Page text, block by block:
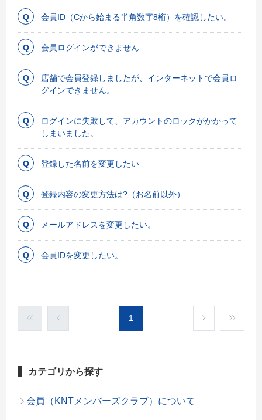
会員ID（Cから始まる半角数字8桁）を確認したい。
会員ログインができません
店舗で会員登録しましたが、インターネットで会員ロ
グインできません。
ログインに失敗して、アカウントのロックがかかって
しまいました。
登録した名前を変更したい
登録内容の変更方法は?（お名前以外）
メールアドレスを変更したい。
会員IDを変更したい。
1
カテゴリから探す
会員（KNTメンバーズクラブ）について